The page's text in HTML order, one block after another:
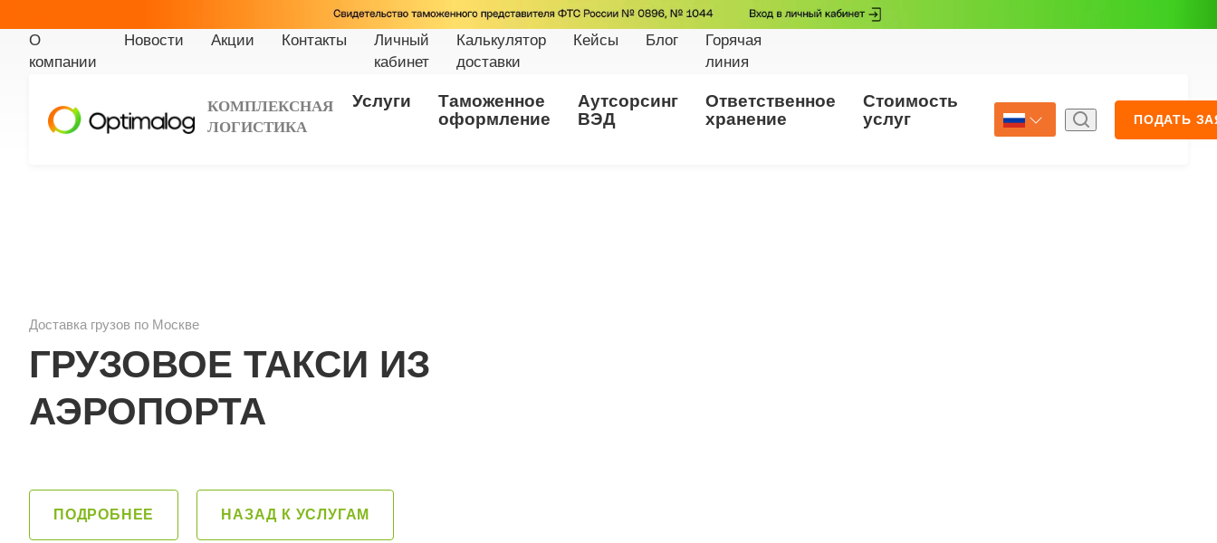
О
компании
Новости Акции Контакты
Личный
кабинет
Калькулятор
доставки
Кейсы Блог
Горячая
линия
КОМПЛЕКСНАЯ
ЛОГИСТИКА
Услуги
Таможенное
оформление
Аутсорсинг
ВЭД
Ответственное
хранение
Стоимость
услуг
Страхование
Select Language
ПОДАТЬ
Доставка грузов по Москве
ГРУЗОВОЕ ТАКСИ ИЗ
АЭРОПОРТА
ПОДРОБНЕЕ НАЗАД К УСЛУГАМ